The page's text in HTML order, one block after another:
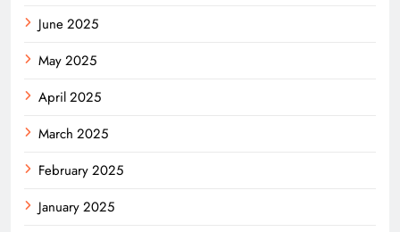
June 2025
May 2025
April 2025
March 2025
February 2025
January 2025